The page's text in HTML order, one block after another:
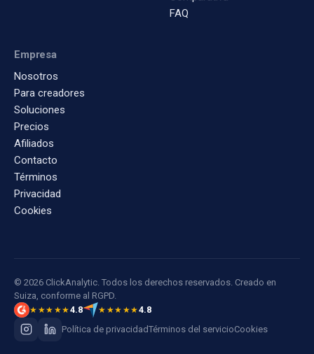
FAQ
Empresa
Nosotros
Para creadores
Soluciones
Precios
Afiliados
Contacto
Términos
Privacidad
Cookies
© 2026 ClickAnalytic. Todos los derechos reservados. Creado en
Suiza, conforme al RGPD.
★★★★★4.8 ★★★★★4.8
Política de privacidadTérminos del servicioCookies